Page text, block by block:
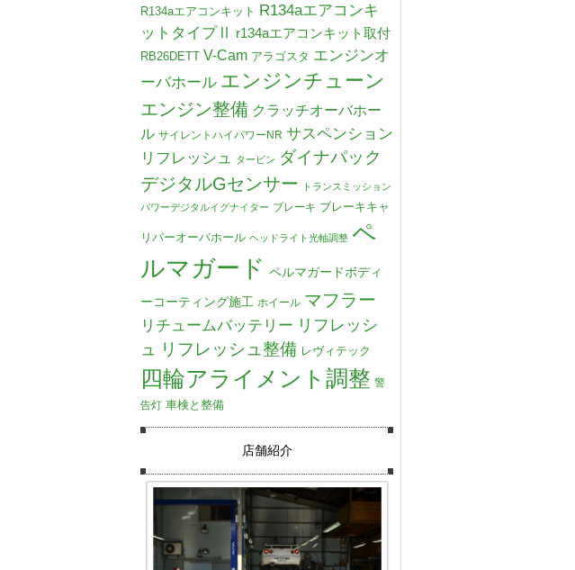
R134aエアコンキット R134aエアコンキ
ットタイプⅡ
r134aエアコンキット取付
RB26DETT V-Cam アラゴスタ エンジンオ
ーバホール エンジンチューン
エンジン整備 クラッチオーバホー
ル サイレントハイパワーNR サスペンション
リフレッシュ
タービン ダイナパック
デジタルGセンサー
トランスミッション
パワーデジタルイグナイター ブレーキ ブレーキキャ
リパーオーバホール ヘッドライト光軸調整 ペ
ルマガード ペルマガードボディ
ーコーティング施工 ホイール マフラー
リチュームバッテリー リフレッシ
ュ
リフレッシュ整備 レヴィテック
四輪アライメント調整 警
告灯 車検と整備
店舗紹介